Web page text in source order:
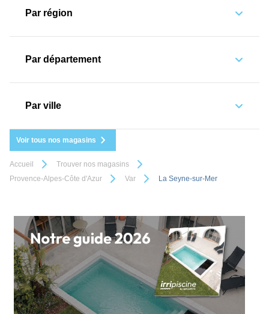
Par région
Par département
Par ville
Voir tous nos magasins
Accueil
Trouver nos magasins
Provence-Alpes-Côte d'Azur
Var La Seyne-sur-Mer